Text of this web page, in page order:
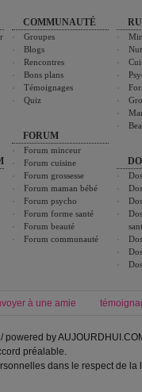
COMMUNAUTÉ
Groupes
Blogs
Rencontres
Bons plans
Témoignages
Quiz
FORUM
Forum minceur
Forum cuisine
Forum grossesse
Forum maman bébé
Forum psycho
Forum forme santé
Forum beauté
Forum communauté
à une amie
powered by
préalable.
dans le respect de